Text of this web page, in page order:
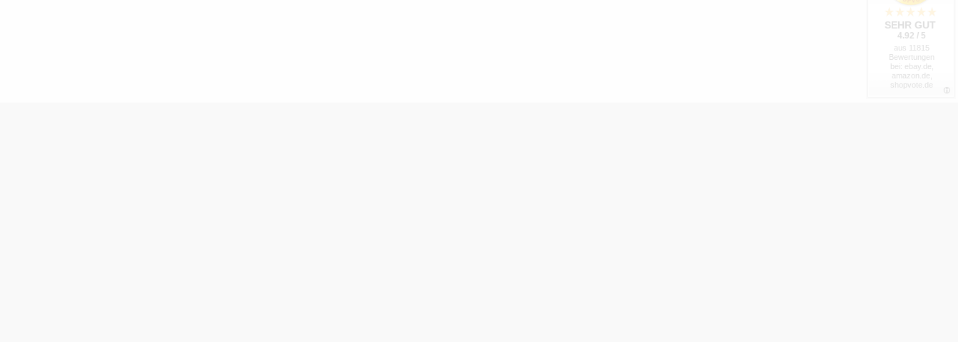
SEHR GUT
4.92 / 5
aus 11815
Bewertungen
bei: ebay.de,
amazon.de,
shopvote.de